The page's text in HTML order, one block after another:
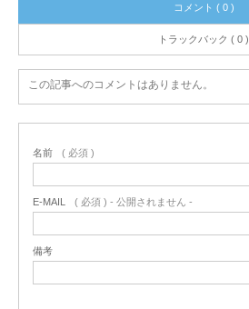
コメント ( 0 )
トラックバック ( 0 )
この記事へのコメントはありません。
名前 ( 必須 )
E-MAIL ( 必須 ) - 公開されません -
備考